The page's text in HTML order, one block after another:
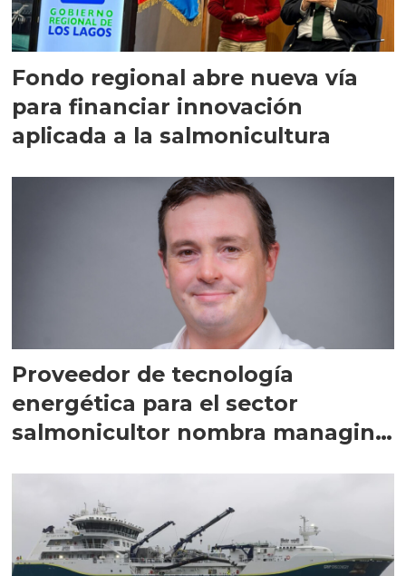
Fondo regional abre nueva vía
para financiar innovación
aplicada a la salmonicultura
Proveedor de tecnología
energética para el sector
salmonicultor nombra managing